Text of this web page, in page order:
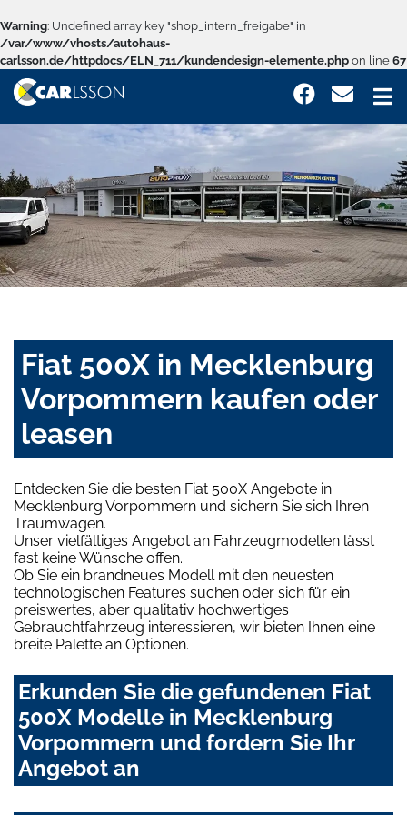
Warning: Undefined array key "shop_intern_freigabe" in
/var/www/vhosts/autohaus-
carlsson.de/httpdocs/ELN_711/kundendesign-elemente.php on line 67
Fiat 500X in Mecklenburg
Vorpommern kaufen oder
leasen
Entdecken Sie die besten Fiat 500X Angebote in
Mecklenburg Vorpommern und sichern Sie sich Ihren
Traumwagen.
Unser vielfältiges Angebot an Fahrzeugmodellen lässt
fast keine Wünsche offen.
Ob Sie ein brandneues Modell mit den neuesten
technologischen Features suchen oder sich für ein
preiswertes, aber qualitativ hochwertiges
Gebrauchtfahrzeug interessieren, wir bieten Ihnen eine
breite Palette an Optionen.
Erkunden Sie die gefundenen Fiat
500X Modelle in Mecklenburg
Vorpommern und fordern Sie Ihr
Angebot an